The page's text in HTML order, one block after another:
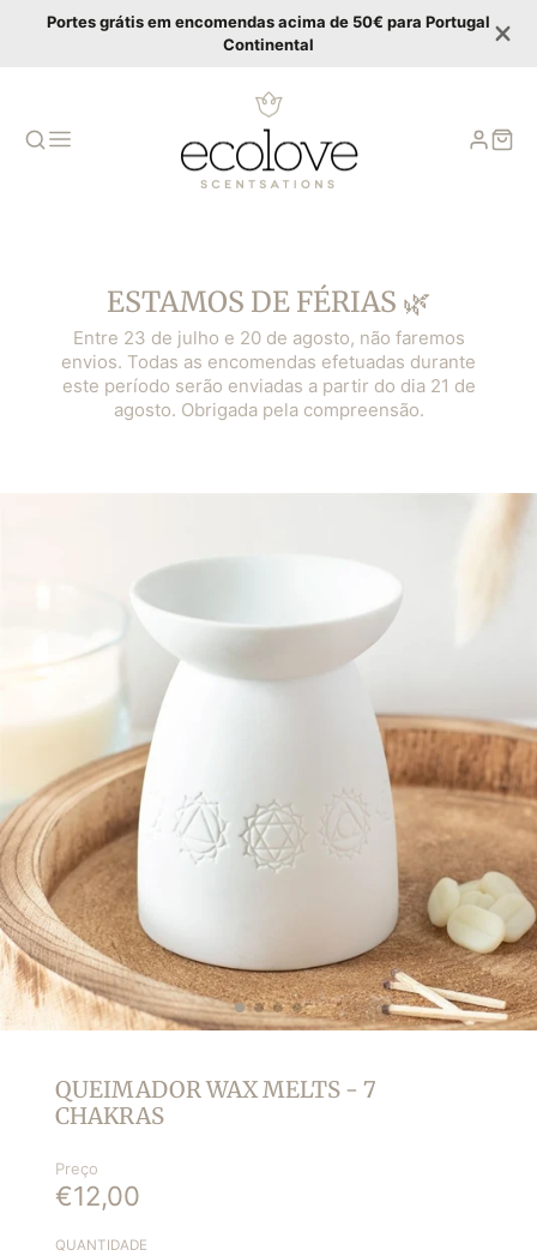
Portes grátis em encomendas acima de 50€ para Portugal
Continental
ESTAMOS DE FÉRIAS 🌿
Entre 23 de julho e 20 de agosto, não faremos
envios. Todas as encomendas efetuadas durante
este período serão enviadas a partir do dia 21 de
agosto. Obrigada pela compreensão.
QUEIMADOR WAX MELTS - 7
CHAKRAS
Preço
€12,00
QUANTIDADE